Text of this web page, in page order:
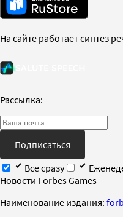
На сайте работает синтез
Рассылка:
Подписаться
Все сразу
Новости Forbes Games
Наименование издания: